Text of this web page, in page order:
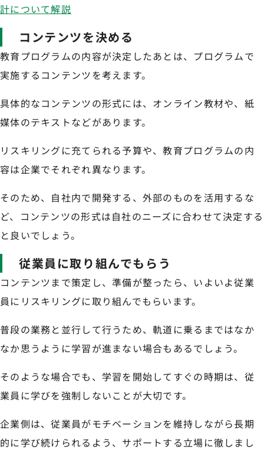
計について解説
コンテンツを決める
教育プログラムの内容が決定したあとは、プログラムで
実施するコンテンツを考えます。
具体的なコンテンツの形式には、オンライン教材や、紙
媒体のテキストなどがあります。
リスキリングに充てられる予算や、教育プログラムの内
容は企業でそれぞれ異なります。
そのため、自社内で開発する、外部のものを活用するな
ど、コンテンツの形式は自社のニーズに合わせて決定する
と良いでしょう。
従業員に取り組んでもらう
コンテンツまで策定し、準備が整ったら、いよいよ従業
員にリスキリングに取り組んでもらいます。
普段の業務と並行して行うため、軌道に乗るまではなか
なか思うように学習が進まない場合もあるでしょう。
そのような場合でも、学習を開始してすぐの時期は、従
業員に学びを強制しないことが大切です。
企業側は、従業員がモチベーションを維持しながら長期
的に学び続けられるよう、サポートする立場に徹しまし